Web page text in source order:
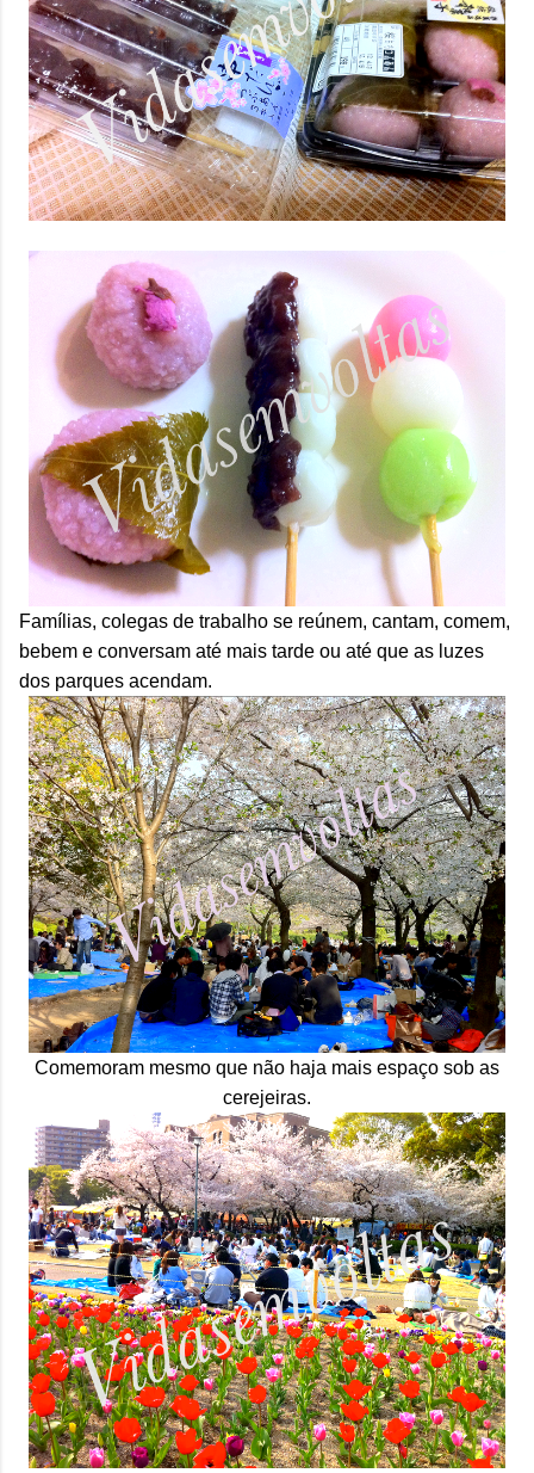
Famílias, colegas de trabalho se reúnem, cantam, comem,
bebem e conversam até mais tarde ou até que as luzes
dos parques acendam.
Comemoram mesmo que não haja mais espaço sob as
cerejeiras.